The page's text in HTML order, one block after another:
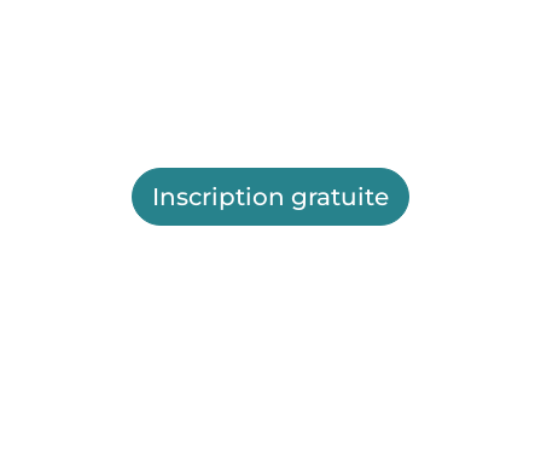
Inscription gratuite